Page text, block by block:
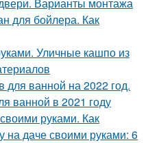
Варианты монтажа
для бойлера. Как
Уличные кашпо из
ванной на 2022 год.
ванной в 2021 году
руками. Как
на даче своими руками: 6